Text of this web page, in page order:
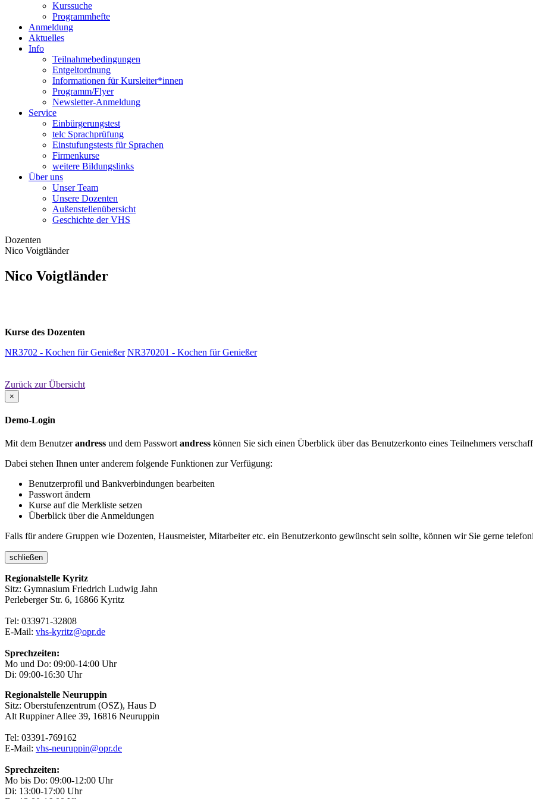
Kurssuche
Programmhefte
Anmeldung
Aktuelles
Info
Teilnahmebedingungen
Entgeltordnung
Informationen für Kursleiter*innen
Programm/Flyer
Newsletter-Anmeldung
Service
Einbürgerungstest
telc Sprachprüfung
Einstufungstests für Sprachen
Firmenkurse
weitere Bildungslinks
Über uns
Unser Team
Unsere Dozenten
Außenstellenübersicht
Geschichte der VHS
Dozenten
Nico Voigtländer
Nico Voigtländer
Kurse des Dozenten
NR3702 - Kochen für Genießer NR370201 - Kochen für Genießer
Zurück zur Übersicht
×
Demo-Login
Mit dem Benutzerandress und dem Passwort andress können Sie sich einen Überblick über das Benutzerkonto eines Teilnehmers
Dabei stehen Ihnen unter anderem folgende Funktionen zur Verfügung:
Benutzerprofil und Bankverbindungen bearbeiten
Passwort ändern
Kurse auf die Merkliste setzen
Überblick über die Anmeldungen
Falls für andere Gruppen wie Dozenten, Hausmeister, Mitarbeiter etc. ein Benutzerkonto gewünscht sein sollte, können wir Sie gerne
schließen
Regionalstelle Kyritz
Sitz: Gymnasium Friedrich Ludwig Jahn
Perleberger Str. 6, 16866 Kyritz
Tel: 033971-32808
E-Mail: vhs-kyritz@opr.de
Sprechzeiten:
Mo und Do: 09:00-14:00 Uhr
Di: 09:00-16:30 Uhr
Regionalstelle Neuruppin
Sitz: Oberstufenzentrum (OSZ), Haus D
Alt Ruppiner Allee 39, 16816 Neuruppin
Tel: 03391-769162
E-Mail: vhs-neuruppin@opr.de
Sprechzeiten:
Mo bis Do: 09:00-12:00 Uhr
Di: 13:00-17:00 Uhr